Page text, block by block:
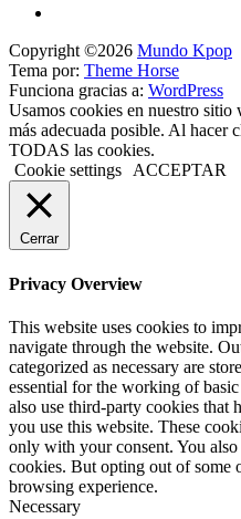
Copyright ©2026 Mundo Kpop
Tema por: Theme Horse
Funciona gracias a: WordPress
Usamos cookies en nuestro sitio
más adecuada posible. Al hacer
TODAS las cookies.
Cookie settings
ACCEPTAR
Cerrar
Privacy Overview
This website uses cookies to
navigate through the website.
categorized as necessary are
essential for the working of
also use third-party cookies that
you use this website. These
only with your consent. You
cookies. But opting out of some
browsing experience.
Necessary